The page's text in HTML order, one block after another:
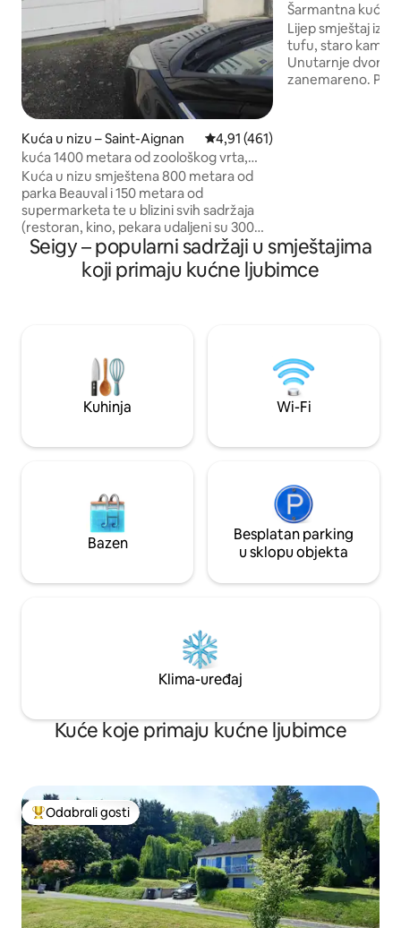
Kuća u nizu – Saint-Aignan Prosječna ocjena: 4,91/5,
4,91 (461)
kuća 1400 metara od zoološkog vrta,
zatvoreni dvorište
Kuća u nizu smještena 800 metara od
parka Beauval i 150 metara od
supermarketa te u blizini svih sadržaja
(restoran, kino, pekara udaljeni su 300
metara). Jedna od rijetkih nekretnina za
najam u Saint-Aignanu s ograđenim
dvorištem za sigurno parkiranje, malim
prizemlju. Idealan smještaj za 8 osoba,
smješten između grada i parka, što vam
omogućuje da izbjegnete prometne
Šarmantna kuća
Lijep smještaj iz 1737. godine, tipičan za
tufu, staro
Unutarnje
zanemareno.
Seigy – popularni sadržaji u smještajima
koji primaju kućne ljubimce
Kuhinja Wi-Fi
Bazen
Besplatan parking
u sklopu objekta
Klima-uređaj
Kuće koje primaju kućne ljubimce
Među najviše rangiranima s oznakom „Odabrali gosti”
Odabrali gosti